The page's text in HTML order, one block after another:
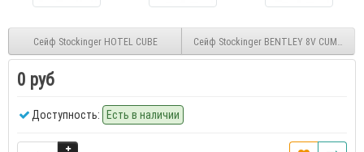
Сейф Stockinger HOTEL CUBE Сейф Stockinger BENTLEY 8V CUMBRIAN
0 руб
Доступность: Есть в наличии